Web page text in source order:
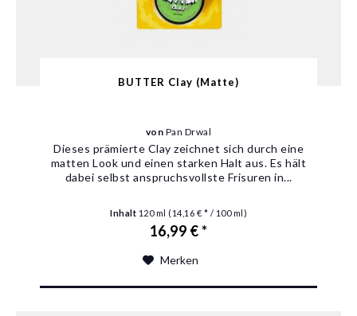
BUTTER Clay (Matte)
von Pan Drwal
Dieses prämierte Clay zeichnet sich durch eine
matten Look und einen starken Halt aus. Es hält
dabei selbst anspruchsvollste Frisuren in...
Inhalt 120 ml (14,16 € * / 100 ml)
16,99 € *
Merken